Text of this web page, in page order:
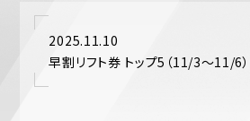
2025.11.10
早割リフト券 トップ5（11/3～11/6）